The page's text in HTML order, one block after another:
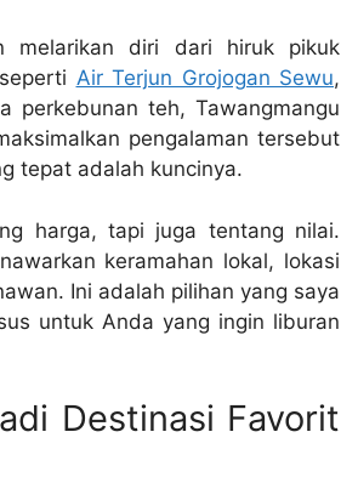
melarikan diri dari hiruk pikuk
Air Terjun Grojogan Sewu,
perkebunan teh, Tawangmangu
pengalaman tersebut
tepat adalah kuncinya.
harga, tapi juga tentang nilai.
keramahan lokal, lokasi
Ini adalah pilihan yang saya
untuk Anda yang ingin liburan
Destinasi Favorit